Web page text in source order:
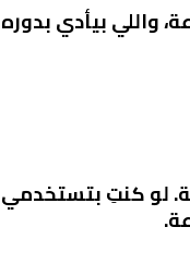
واللي بيأدي بدوره
لو كنتِ بتستخدمي